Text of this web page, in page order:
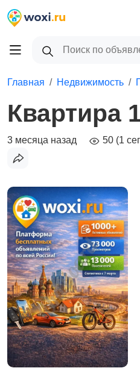
Главная Недвижимость
Квартира
3 месяца назад 50 (1